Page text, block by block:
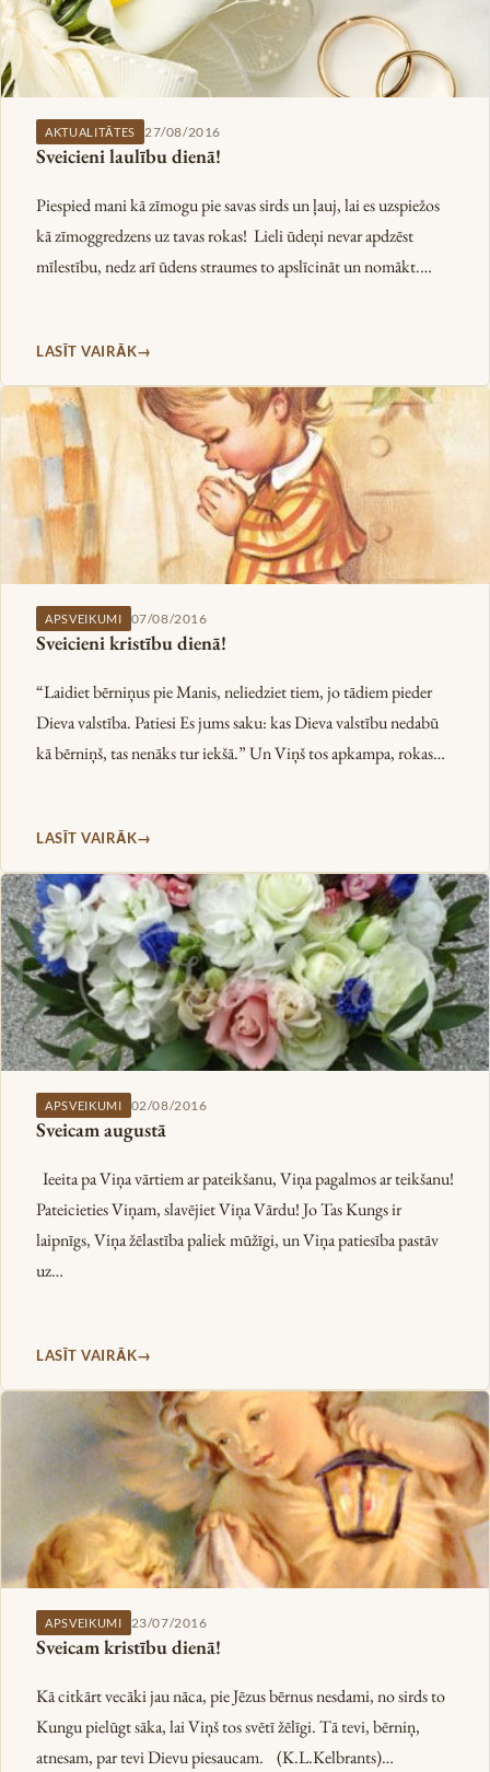
AKTUALITĀTES 27/08/2016
Sveicieni laulību dienā!
Piespied mani kā zīmogu pie savas sirds un ļauj, lai es uzspiežos
kā zīmoggredzens uz tavas rokas! Lieli ūdeņi nevar apdzēst
mīlestību, nedz arī ūdens straumes to apslīcināt un nomākt.…
LASĪT VAIRĀK
APSVEIKUMI 07/08/2016
Sveicieni kristību dienā!
“Laidiet bērniņus pie Manis, neliedziet tiem, jo tādiem pieder
Dieva valstība. Patiesi Es jums saku: kas Dieva valstību nedabū
kā bērniņš, tas nenāks tur iekšā.” Un Viņš tos apkampa, rokas…
LASĪT VAIRĀK
APSVEIKUMI 02/08/2016
Sveicam augustā
Ieeita pa Viņa vārtiem ar pateikšanu, Viņa pagalmos ar teikšanu!
Pateicieties Viņam, slavējiet Viņa Vārdu! Jo Tas Kungs ir
laipnīgs, Viņa žēlastība paliek mūžīgi, un Viņa patiesība pastāv
uz…
LASĪT VAIRĀK
APSVEIKUMI 23/07/2016
Sveicam kristību dienā!
Kā citkārt vecāki jau nāca, pie Jēzus bērnus nesdami, no sirds to
Kungu pielūgt sāka, lai Viņš tos svētī žēlīgi. Tā tevi, bērniņ,
atnesam, par tevi Dievu piesaucam. (K.L.Kelbrants)…